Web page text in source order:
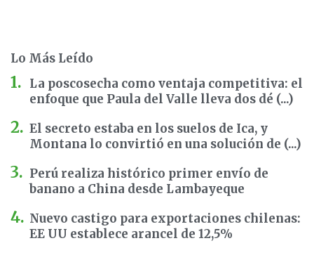
Lo Más Leído
La poscosecha como ventaja competitiva: el
enfoque que Paula del Valle lleva dos dé (...)
El secreto estaba en los suelos de Ica, y
Montana lo convirtió en una solución de (...)
Perú realiza histórico primer envío de
banano a China desde Lambayeque
Nuevo castigo para exportaciones chilenas:
EE UU establece arancel de 12,5%